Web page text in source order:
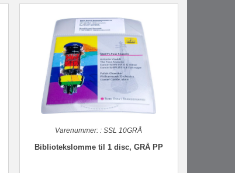
Varenummer: : SSL 10GRÅ
Bibliotekslomme til 1 disc, GRÅ PP